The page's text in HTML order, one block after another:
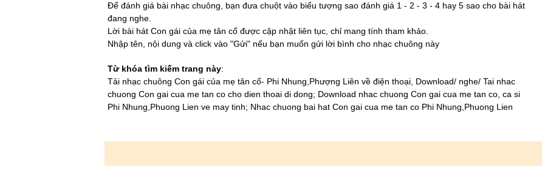
Để đánh giá bài nhạc chuông, bạn đưa chuột vào biểu tượng sao đánh giá 1 - 2 - 3 - 4 hay 5 sao cho bài hát
đang nghe.
Lời bài hát Con gái của mẹ tân cổ được cập nhật liên tục, chỉ mang tính tham khảo.
Nhập tên, nội dung và click vào "Gửi" nếu bạn muốn gửi lời bình cho nhạc chuông này
Từ khóa tìm kiếm trang này:
Tải nhạc chuông Con gái của mẹ tân cổ- Phi Nhung,Phượng Liên về điện thoại, Download/ nghe/ Tai nhac
chuong Con gai cua me tan co cho dien thoai di dong; Download nhac chuong Con gai cua me tan co, ca si
Phi Nhung,Phuong Lien ve may tinh; Nhac chuong bai hat Con gai cua me tan co Phi Nhung,Phuong Lien